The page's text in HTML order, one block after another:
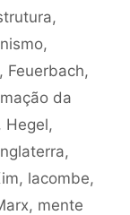
,
,
, Feuerbach,
da
, Hegel,
,
, lacombe,
, mente